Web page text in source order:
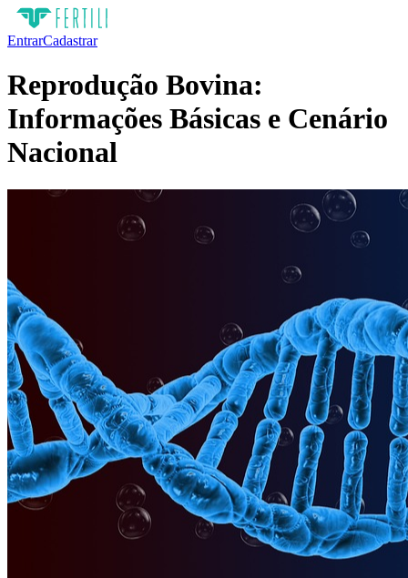
EntrarCadastrar
Reprodução Bovina:
Informações Básicas e Cenário
Nacional